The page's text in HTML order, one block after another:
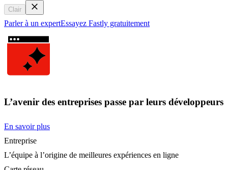
Clair
Parler à un expertEssayez Fastly gratuitement
L’avenir des entreprises passe par leurs développeurs
En savoir plus
Entreprise
L’équipe à l’origine de meilleures expériences en ligne